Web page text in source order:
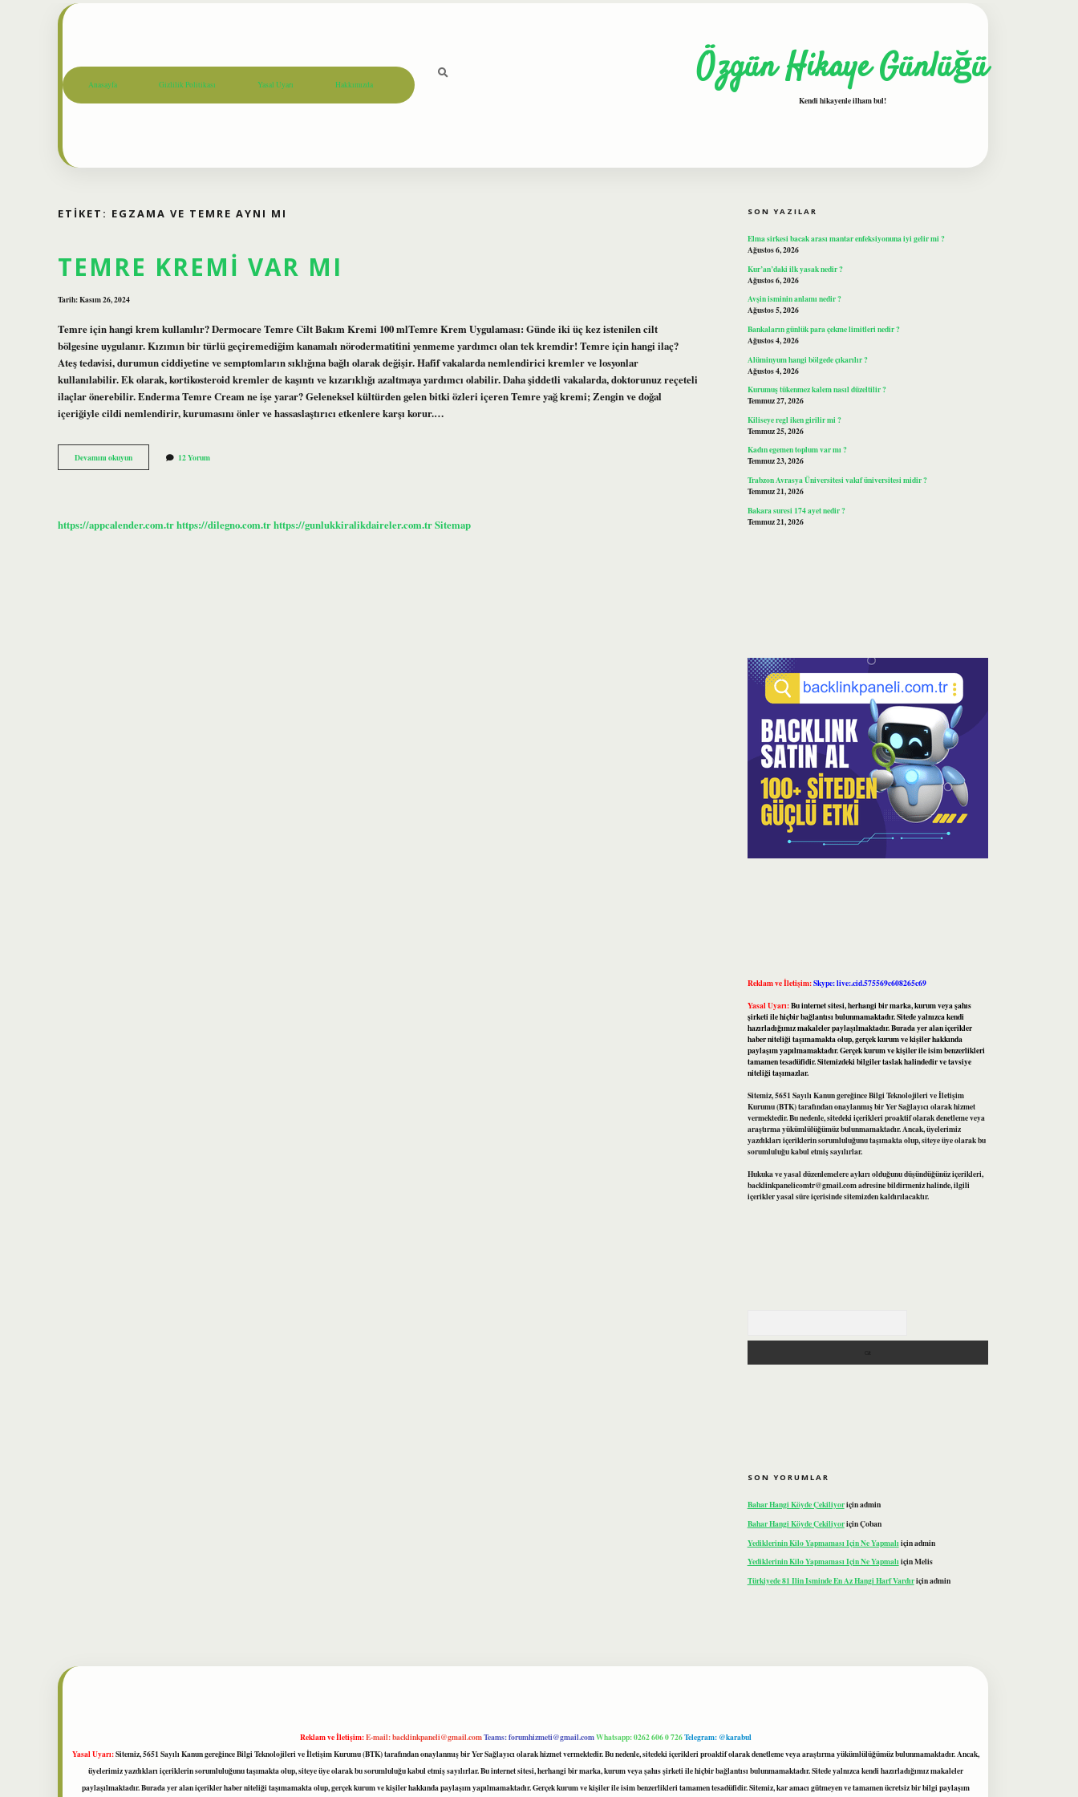
Anasayfa Gizlilik Politikası Yasal Uyarı Hakkımızda Özgün Hikaye Günlüğü
Kendi hikayenle ilham bul!
ETIKET: EGZAMA VE TEMRE AYNI MI
TEMRE KREMI VAR MI
Tarih: Kasım 26, 2024
Temre için hangi krem kullanılır? Dermocare Temre Cilt Bakım Kremi 100 mlTemre Krem Uygulaması: Günde iki üç kez istenilen cilt
bölgesine uygulanır. Kızımın bir türlü geçiremediğim kanamalı nörodermatitini yenmeme yardımcı olan tek kremdir! Temre için hangi ilaç?
Ateş tedavisi, durumun ciddiyetine ve semptomların sıklığına bağlı olarak değişir. Hafif vakalarda nemlendirici kremler ve losyonlar
kullanılabilir. Ek olarak, kortikosteroid kremler de kaşıntı ve kızarıklığı azaltmaya yardımcı olabilir. Daha şiddetli vakalarda, doktorunuz reçeteli
ilaçlar önerebilir. Enderma Temre Cream ne işe yarar? Geleneksel kültürden gelen bitki özleri içeren Temre yağ kremi; Zengin ve doğal
içeriğiyle cildi nemlendirir, kurumasını önler ve hassaslaştırıcı etkenlere karşı korur.…
Devamını okuyunTemre
Kremi
12 Yorum
https://appcalender.com.trhttps://dilegno.com.trhttps://gunlukkiralikdaireler.com.trSitemap
SON YAZILAR
Elma sirkesi bacak arası mantar enfeksiyonuna iyi gelir mi ?
Ağustos 6, 2026
Kur’an’daki ilk yasak nedir ?
Ağustos 6, 2026
Avşin isminin anlamı nedir ?
Ağustos 5, 2026
Bankaların günlük para çekme limitleri nedir ?
Ağustos 4, 2026
Alüminyum hangi bölgede çıkarılır ?
Ağustos 4, 2026
Kurumuş tükenmez kalem nasıl düzeltilir ?
Temmuz 27, 2026
Kiliseye regl iken girilir mi ?
Temmuz 25, 2026
Kadın egemen toplum var mı ?
Temmuz 23, 2026
Trabzon Avrasya Üniversitesi vakıf üniversitesi midir ?
Temmuz 21, 2026
Bakara suresi 174 ayet nedir ?
Temmuz 21, 2026
Reklam ve İletişim:Skype: live:.cid.575569c608265c69
Yasal Uyarı:Bu internet sitesi, herhangi bir marka, kurum veya şahıs
şirketi ile hiçbir bağlantısı bulunmamaktadır. Sitede yalnızca kendi
hazırladığımız makaleler paylaşılmaktadır. Burada yer alan içerikler
haber niteliği taşımamakta olup, gerçek kurum ve kişiler hakkında
paylaşım yapılmamaktadır. Gerçek kurum ve kişiler ile isim benzerlikleri
tamamen tesadüfidir. Sitemizdeki bilgiler taslak halindedir ve tavsiye
niteliği taşımazlar.
Sitemiz, 5651 Sayılı Kanun gereğince Bilgi Teknolojileri ve İletişim
Kurumu (BTK) tarafından onaylanmış bir Yer Sağlayıcı olarak hizmet
vermektedir. Bu nedenle, sitedeki içerikleri proaktif olarak denetleme veya
araştırma yükümlülüğümüz bulunmamaktadır. Ancak, üyelerimiz
yazdıkları içeriklerin sorumluluğunu taşımakta olup, siteye üye olarak bu
sorumluluğu kabul etmiş sayılırlar.
Hukuka ve yasal düzenlemelere aykırı olduğunu düşündüğünüz içerikleri,
backlinkpanelicomtr@gmail.comadresine bildirmeniz halinde, ilgili
içerikler yasal süre içerisinde sitemizden kaldırılacaktır.
SON YORUMLAR
Bahar Hangi Köyde Çekiliyoriçinadmin
Bahar Hangi Köyde ÇekiliyoriçinÇoban
Yediklerinin Kilo Yapmaması Için Ne Yapmalı içinadmin
Yediklerinin Kilo Yapmaması Için Ne YapmalıiçinMelis
Türkiyede 81 Ilin Isminde En Az Hangi Harf Vardıriçinadmin
Reklam ve İletişim:E-mail:backlinkpaneli@gmail.comTeams:forumhizmeti@gmail.comWhatsapp: 0262 606 0 726Telegram: @karabul
Yasal Uyarı:Sitemiz, 5651 Sayılı Kanun gereğince Bilgi Teknolojileri ve İletişim Kurumu (BTK) tarafından onaylanmış bir Yer Sağlayıcı olarak hizmet vermektedir. Bu nedenle, sitedeki içerikleri proaktif olarak denetleme veya araştırma yükümlülüğümüz bulunmamaktadır. Ancak,
üyelerimiz yazdıkları içeriklerin sorumluluğunu taşımakta olup, siteye üye olarak bu sorumluluğu kabul etmiş sayılırlar. Bu internet sitesi, herhangi bir marka, kurum veya şahıs şirketi ile hiçbir bağlantısı bulunmamaktadır. Sitede yalnızca kendi hazırladığımız makaleler
paylaşılmaktadır. Burada yer alan içerikler haber niteliği taşımamakta olup, gerçek kurum ve kişiler hakkında paylaşım yapılmamaktadır. Gerçek kurum ve kişiler ile isim benzerlikleri tamamen tesadüfidir. Sitemiz, kar amacı gütmeyen ve tamamen ücretsiz bir bilgi paylaşım